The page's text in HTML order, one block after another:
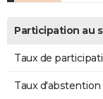
Participation au
Taux de
Taux d'abstention